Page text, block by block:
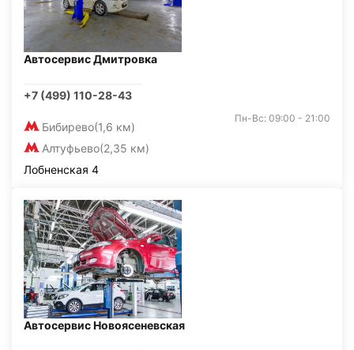
Автосервис Дмитровка
+7 (499) 110-28-43
Бибирево(1,6 км)
Алтуфьево(2,35 км)
Пн-Вс: 09:00 - 21:00
Лобненская 4
Автосервис Новоясеневская